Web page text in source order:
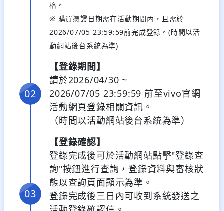
格。
※ 購買憑證日期需在活動期間內，且需於
2026/07/05 23:59:59前完成登錄。(時間以活
動網站後台系統為準)
【登錄期間】
請於2026/04/30 ~
2026/07/05 23:59:59 前至vivo官網
活動網頁登錄相關資訊。
（時間以活動網站後台系統為準）
【登錄確認】
登錄完成後可於活動網站點擊"登錄查
詢"按鈕進行查詢，登錄資料與審核狀
態以查詢頁面顯示為準。
登錄完成後三日內可收到系統發送之